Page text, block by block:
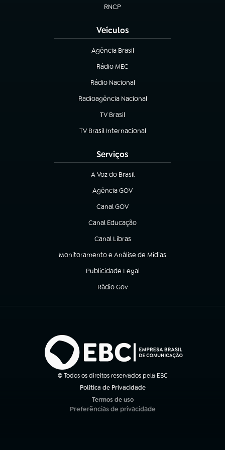
RNCP
(abre em nova aba)
Veículos
Agência Brasil
(abre em nova aba)
Rádio MEC
(abre em nova aba)
Rádio Nacional
Radioagência Nacional
(abre em nova aba)
TV Brasil
(abre em nova aba)
TV Brasil Internacional
(abre em nova aba)
Serviços
A Voz do Brasil
(abre em nova aba)
Agência GOV
(abre em nova aba)
Canal GOV
(abre em nova aba)
Canal Educação
(abre em nova aba)
Canal Libras
(abre em nova aba)
Monitoramento e Análise de Mídias
(abre em nova aba)
Publicidade Legal
(abre em nova aba)
Rádio Gov
(abre em nova aba)
© Todos os direitos reservados pela EBC
Política de Privacidade
Termos de uso
(abre em nova aba)
Preferências de privacidade